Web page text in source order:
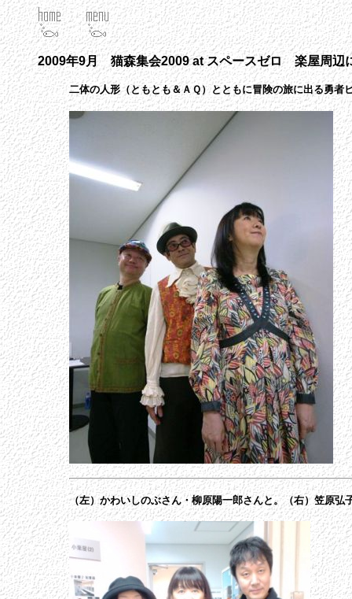
2009年9月 猫森集会2009 at スペースゼロ 楽屋周辺
二体の人形（ともとも＆ＡＱ）とともに冒険の旅に出る勇者
（左）かわいしのぶさん・柳原陽一郎さんと。（右）笠原弘